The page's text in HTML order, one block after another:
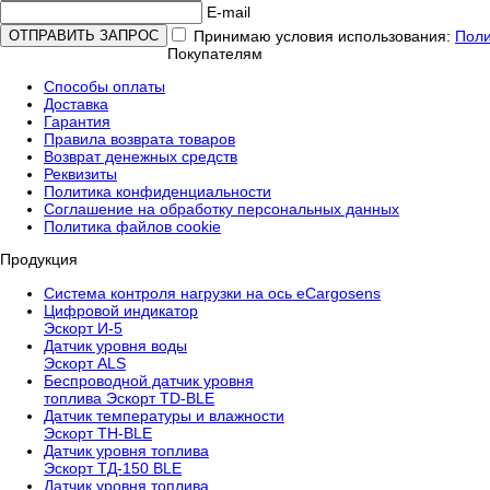
E-mail
Принимаю условия использования:
Покупателям
Способы оплаты
Доставка
Гарантия
Правила возврата товаров
Возврат денежных средств
Реквизиты
Политика конфиденциальности
Соглашение на обработку персональных данных
Политика файлов cookie
Продукция
Cистема контроля нагрузки на ось eCargosens
Цифровой индикатор
Эскорт И-5
Датчик уровня воды
Эскорт ALS
Беспроводной датчик уровня
топлива Эскорт TD-BLE
Датчик температуры и влажности
Эскорт TH-BLE
Датчик уровня топлива
Эскорт ТД-150 BLE
Датчик уровня топлива